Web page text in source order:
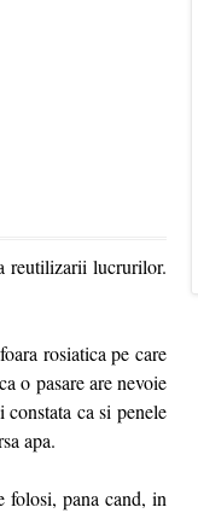
reutilizarii lucrurilor.
rosiatica pe care
o pasare are nevoie
ca si penele
apa.
folosi, pana cand, in